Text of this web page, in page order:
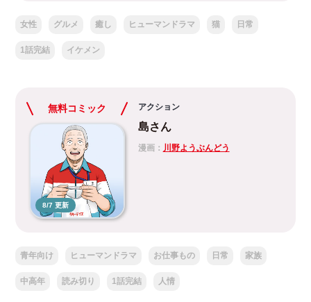
女性 グルメ 癒し ヒューマンドラマ 猫 日常
1話完結 イケメン
無料コミック
8/7 更新
アクション
島さん
漫画： 川野ようぶんどう
青年向け ヒューマンドラマ お仕事もの 日常 家族
中高年 読み切り 1話完結 人情